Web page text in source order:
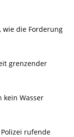
wie die Forderung
grenzender
kein Wasser
rufende